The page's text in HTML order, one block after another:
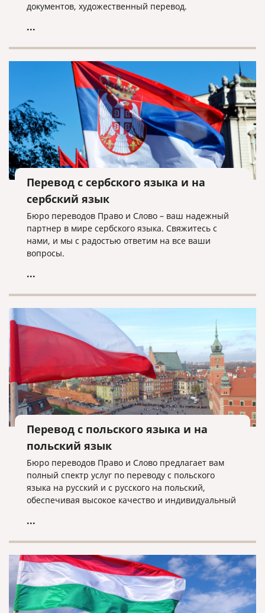
документов, художественный перевод.
...
Перевод с сербского языка и на
сербский язык
Бюро переводов Право и Слово – ваш надежный
партнер в мире сербского языка. Свяжитесь с
нами, и мы с радостью ответим на все ваши
вопросы.
...
Перевод с польского языка и на
польский язык
Бюро переводов Право и Слово предлагает вам
полный спектр услуг по переводу с польского
языка на русский и с русского на польский,
обеспечивая высокое качество и индивидуальный
...